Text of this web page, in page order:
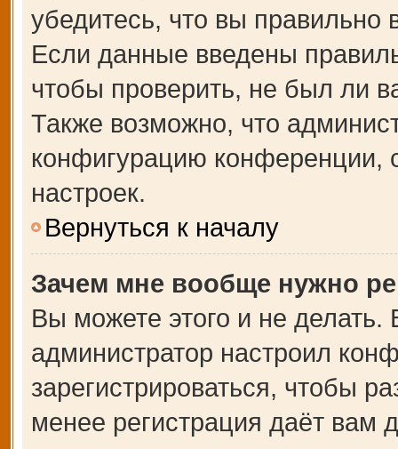
убедитесь, что вы правильно
Если данные введены
чтобы проверить, не был ли
Также возможно, что
конфигурацию конференции,
настроек.
Вернуться к началу
Зачем мне вообще нужно
Вы можете этого и не делать.
администратор настроил
зарегистрироваться, чтобы
менее регистрация даёт вам